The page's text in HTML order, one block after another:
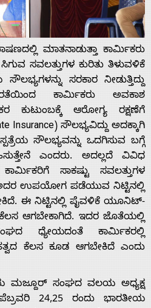
ಮಾತನಾಡುತ್ತಾ ಕಾರ್ಮಿಕರು
ಸವಲತ್ತುಗಳ ಕುರಿತು ತಿಳುವಳಿಕೆ
ಸರಕಾರ ನೀಡುತ್ತಿದ್ದು
ಕಾರ್ಮಿಕರು ಅವಕಾಶ
ಕುಟುಂಬಕ್ಕೆ ಆರೋಗ್ಯ ರಕ್ಷಣೆಗೆ
Insurance) ಸೌಲಭ್ಯವಿದ್ದು ಅದಕ್ಕಾಗಿ
ಸೌಲಭ್ಯವನ್ನು ಒದಗಿಸುವ ಬಗ್ಗೆ
ಎಂದರು. ಅದಲ್ಲದೆ ವಿವಿಧ
ಕಾರ್ಮಿಕರಿಗೆ ಸಾಕಷ್ಟು ಸವಲತ್ತುಗಳ
ಅದರ ಉಪಯೋಗ ಪಡೆಯುವ ನಿಟ್ಟಿನಲ್ಲಿ
ಈ ನಿಟ್ಟಿನಲ್ಲಿ ಪೈವಳಿಕೆ ಯೂನಿಟ್­
ಆಗಬೇಕಾಗಿದೆ. ಇದರ ಜೊತೆಯಲ್ಲಿ
ಧ್ಯೇಯದಂತೆ ಕಾರ್ಮಿಕರಲ್ಲಿ
ಕೆಲಸ ಕೂಡ ಆಗಬೇಕಿದೆ ಎಂದು
ಮಜ್ದೂರ್ ಸಂಘದ ವಲಯ ಅಧ್ಯಕ್ಷ
24,25 ರಂದು ಭಾರತೀಯ